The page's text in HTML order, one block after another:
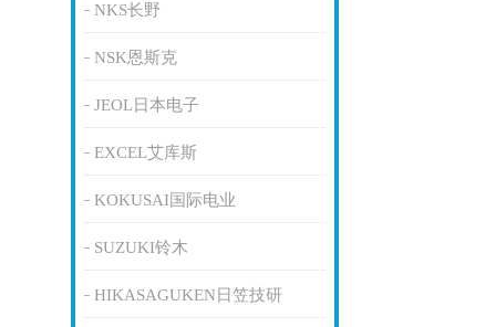
NKS长野
NSK恩斯克
JEOL日本电子
EXCEL艾库斯
KOKUSAI国际电业
SUZUKI铃木
HIKASAGUKEN日笠技研